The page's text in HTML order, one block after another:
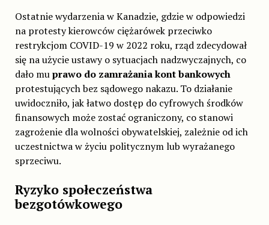
Ostatnie wydarzenia w Kanadzie, gdzie w odpowiedzi
na protesty kierowców ciężarówek przeciwko
restrykcjom COVID-19 w 2022 roku, rząd zdecydował
się na użycie ustawy o sytuacjach nadzwyczajnych, co
dało muprawo do zamrażania kont bankowych
protestujących bez sądowego nakazu. To działanie
uwidoczniło, jak łatwo dostęp do cyfrowych środków
finansowych może zostać ograniczony, co stanowi
zagrożenie dla wolności obywatelskiej, zależnie od ich
uczestnictwa w życiu politycznym lub wyrażanego
sprzeciwu.
Ryzyko społeczeństwa
bezgotówkowego